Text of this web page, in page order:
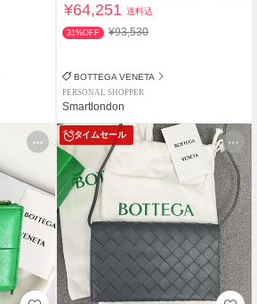
¥64,251送料込
31%OFF ¥93,530
BOTTEGA VENETA
PERSONAL SHOPPER
Smartlondon
タイムセール